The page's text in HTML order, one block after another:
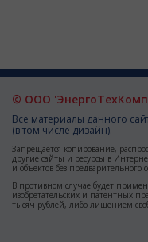
© ООО
Все материалы данного
(в том числе дизайн).
Запрещается копирование,
другие сайты и ресурсы в
и объектов без предварительного
В противном случае будет
изобретательских и патентных
тысяч рублей, либо лишением